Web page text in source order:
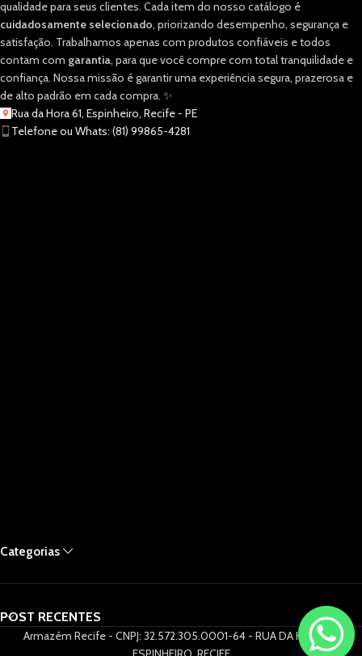
qualidade para seus clientes. Cada item do nosso catálogo é
cuidadosamente selecionado, priorizando desempenho, segurança e
satisfação. Trabalhamos apenas com produtos confiáveis e todos
contam com garantia, para que você compre com total tranquilidade e
confiança. Nossa missão é garantir uma experiência segura, prazerosa e
de alto padrão em cada compra. ✨
Rua da Hora 61, Espinheiro, Recife - PE
Telefone ou Whats: (81) 99865-4281
Categorias
POST RECENTES
Armazém Recife - CNPJ: 32.572.305.0001-64 - RUA DA HORA 61,